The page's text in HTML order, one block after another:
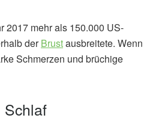
2017 mehr als 150.000 US-
derBrustausbreitete. Wenn
Schmerzen und brüchige
Schlaf